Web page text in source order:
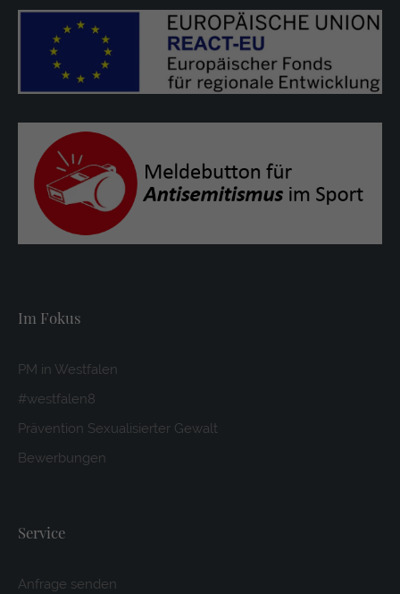
Im Fokus
PM in Westfalen
#westfalen8
Prävention Sexualisierter Gewalt
Bewerbungen
Service
Anfrage senden